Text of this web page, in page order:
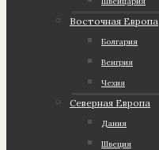
Восточная Европа
Болгария
Венгрия
Чехия
Северная Европа
Дания
Швеция